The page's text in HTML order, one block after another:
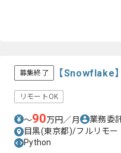
募集終了 【Snowflake
リモートOK
〜90万円／月 業務委
目黒(東京都)/フルリモー
Python